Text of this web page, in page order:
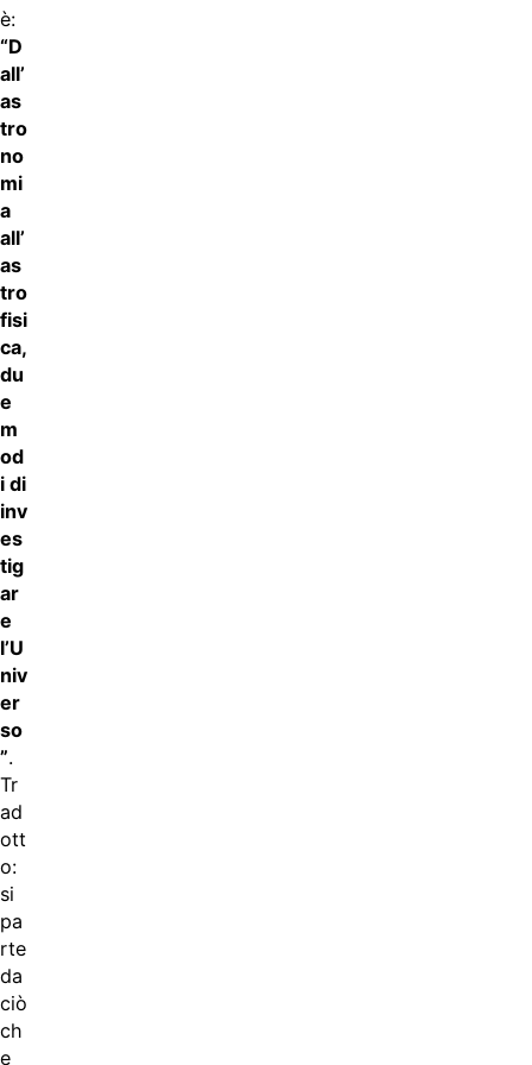
è:
“D
all’
as
tro
no
mi
a
all’
as
tro
fisi
ca,
du
e
m
od
i di
inv
es
tig
ar
e
l’U
niv
er
so
”.
Tr
ad
ott
o:
si
pa
rte
da
ciò
ch
e